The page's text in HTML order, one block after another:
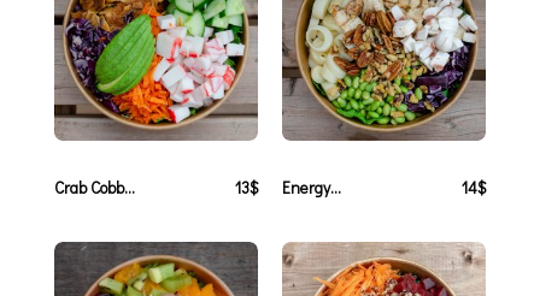
Crab Cobb... 13$ Energy... 14$